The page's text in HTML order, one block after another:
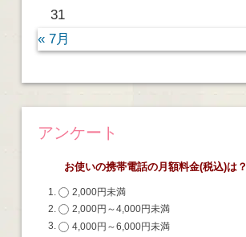
31
« 7月
アンケート
お使いの携帯電話の月額料金(税込)は？
2,000円未満
2,000円～4,000円未満
4,000円～6,000円未満